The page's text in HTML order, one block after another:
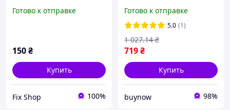
Готово к отправке
150₴
Купить
Fix Shop 100%
профессиональная
ручная хорошая
универсальная из
нержавейки
Готово к отправке
5.0 (1)
719₴
1 027.14 ₴
Купить
buynow 98%